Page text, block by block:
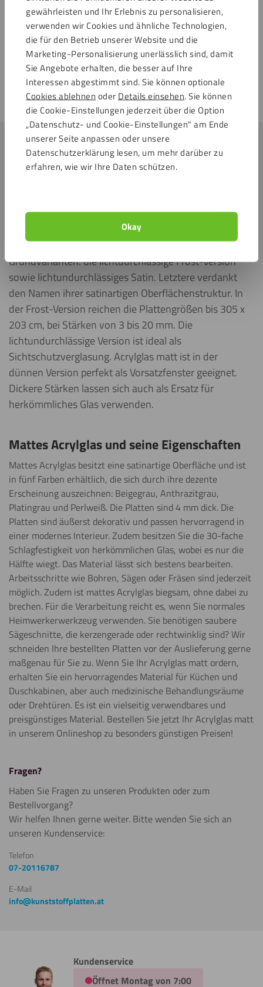
gewährleisten und Ihr Erlebnis zu personalisieren,
verwenden wir Cookies und ähnliche Technologien,
die für den Betrieb unserer Website und die
Marketing-Personalisierung unerlässlich sind, damit
Sie Angebote erhalten, die besser auf Ihre
Interessen abgestimmt sind. Sie können optionale
Cookies ablehnen oder Details einsehen. Sie können
die Cookie-Einstellungen jederzeit über die Option
„Datenschutz- und Cookie-Einstellungen" am Ende
unserer Seite anpassen oder unsere
Datenschutzerklärung lesen, um mehr darüber zu
erfahren, wie wir Ihre Daten schützen.
Okay
Direkt zu:
Eigenschaften
Alles, was Sie über Acrylglas matt wissen
sollten
kunststoffplatten.at eine reichhaltige Auswahl. Wählen
Sie zwischen Plattenstärken von 3 bis 20 mm und
einer Vielzahl dezenter Farben. Dabei gibt es zwei
Grundvarianten: die lichtdurchlässige Frost-Version
sowie lichtundurchlässiges Satin. Letztere verdankt
den Namen ihrer satinartigen Oberflächenstruktur. In
der Frost-Version reichen die Plattengrößen bis 305 x
203 cm, bei Stärken von 3 bis 20 mm. Die
lichtundurchlässige Version ist ideal als
Sichtschutzverglasung. Acrylglas matt ist in der
dünnen Version perfekt als Vorsatzfenster geeignet.
Dickere Stärken lassen sich auch als Ersatz für
herkömmliches Glas verwenden.
Mattes Acrylglas und seine Eigenschaften
Mattes Acrylglas besitzt eine satinartige Oberfläche und ist
in fünf Farben erhältlich, die sich durch ihre dezente
Erscheinung auszeichnen: Beigegrau, Anthrazitgrau,
Platingrau und Perlweiß. Die Platten sind 4 mm dick. Die
Platten sind äußerst dekorativ und passen hervorragend in
einer modernes Interieur. Zudem besitzen Sie die 30-fache
Schlagfestigkeit von herkömmlichen Glas, wobei es nur die
Hälfte wiegt. Das Material lässt sich bestens bearbeiten.
Arbeitsschritte wie Bohren, Sägen oder Fräsen sind jederzeit
möglich. Zudem ist mattes Acrylglas biegsam, ohne dabei zu
brechen. Für die Verarbeitung reicht es, wenn Sie normales
Heimwerkerwerkzeug verwenden. Sie benötigen saubere
Sägeschnitte, die kerzengerade oder rechtwinklig sind? Wir
schneiden Ihre bestellten Platten vor der Auslieferung gerne
maßgenau für Sie zu. Wenn Sie Ihr Acrylglas matt ordern,
erhalten Sie ein hervorragendes Material für Küchen und
Duschkabinen, aber auch medizinische Behandlungsräume
oder Drehtüren. Es ist ein vielseitig verwendbares und
preisgünstiges Material. Bestellen Sie jetzt Ihr Acrylglas matt
in unserem Onlineshop zu besonders günstigen Preisen!
Fragen?
Haben Sie Fragen zu unseren Produkten oder zum
Bestellvorgang?
Wir helfen Ihnen gerne weiter. Bitte wenden Sie sich an
unseren Kundenservice:
Telefon
07-20116787
E-Mail
info@kunststoffplatten.at
Kundenservice
Öffnet Montag von 7:00